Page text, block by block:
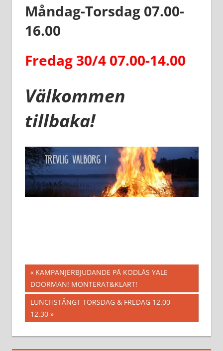
Måndag-Torsdag 07.00-
16.00
Fredag 30/4 07.00-14.00
Välkommen
tillbaka!
Inläggsnavigering
Föregående
inlägg:
KAMPANJERBJUDANDE PÅ KODLÅS YALE
DOORMAN! MONTERAT&KLART!
Nästa
inlägg:
LUNCHSTÄNGT TORSDAG & FREDAG 12.00-
12.30